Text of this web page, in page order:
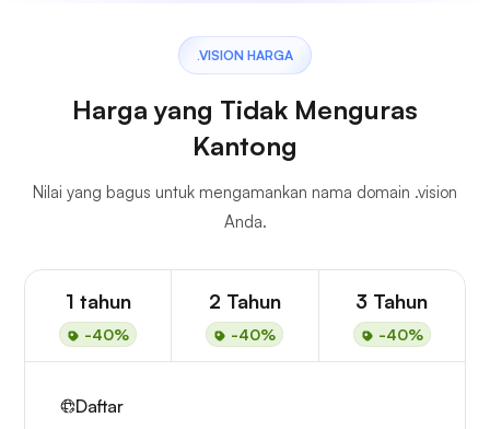
.VISION HARGA
Harga yang Tidak Menguras
Kantong
Nilai yang bagus untuk mengamankan nama domain .vision
Anda.
1 tahun
-40%
2 Tahun
-40%
3 Tahun
-40%
Daftar